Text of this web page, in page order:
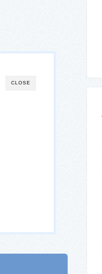
CLOSE